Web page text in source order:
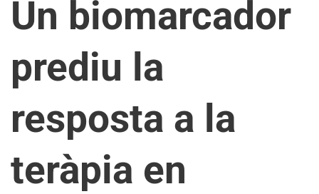
Un biomarcador
prediu la
resposta a la
teràpia en